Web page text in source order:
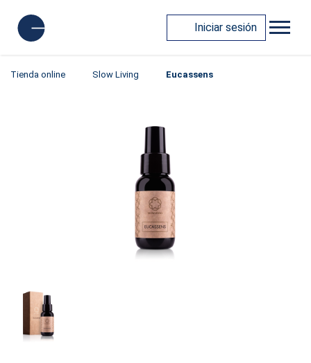
Iniciar sesión
Tienda online Slow Living Eucassens